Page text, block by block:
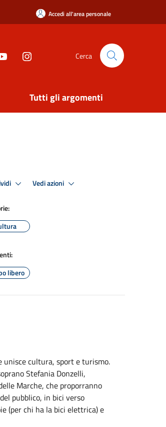
Accedi all'area personale
Cerca
Tutti gli argomenti
Vedi azioni
libero
unisce cultura, sport e turismo.
Stefania Donzelli,
Marche, che proporranno
pubblico, in bici verso
(per chi ha la bici elettrica) e